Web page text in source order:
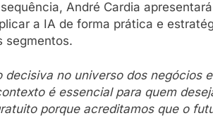
André Cardia
a IA de forma prática e
segmentos.
no universo dos negócios
é essencial para quem
porque acreditamos que o